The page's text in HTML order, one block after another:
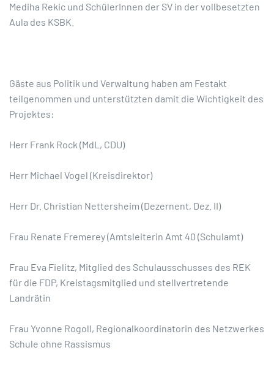
Mediha Rekic und SchülerInnen der SV in der vollbesetzten
Aula des KSBK.
Gäste aus Politik und Verwaltung haben am Festakt
teilgenommen und unterstützten damit die Wichtigkeit des
Projektes:
Herr Frank Rock (MdL, CDU)
Herr Michael Vogel (Kreisdirektor)
Herr Dr. Christian Nettersheim (Dezernent, Dez. II)
Frau Renate Fremerey (Amtsleiterin Amt 40 (Schulamt)
Frau Eva Fielitz, Mitglied des Schulausschusses des REK
für die FDP, Kreistagsmitglied und stellvertretende
Landrätin
Frau Yvonne Rogoll, Regionalkoordinatorin des Netzwerkes
Schule ohne Rassismus